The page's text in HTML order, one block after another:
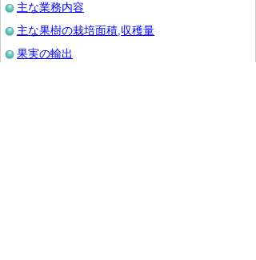
主な業務内容
主な果樹の栽培面積,収穫量
果実の輸出